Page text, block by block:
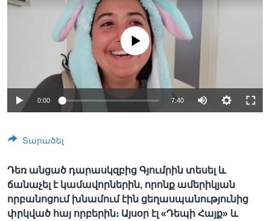
No media source currently available
0:00 7:40
Տարածել
Դեռ անցած դարասկզբից Գյումրին տեսել և
ճանաչել է կամավորներին, որոնք ամերիկյան
որբանոցում խնամում էին ցեղասպանությունից
փրկված հայ որբերին։ Այսօր էլ «Դեպի Հայք» և